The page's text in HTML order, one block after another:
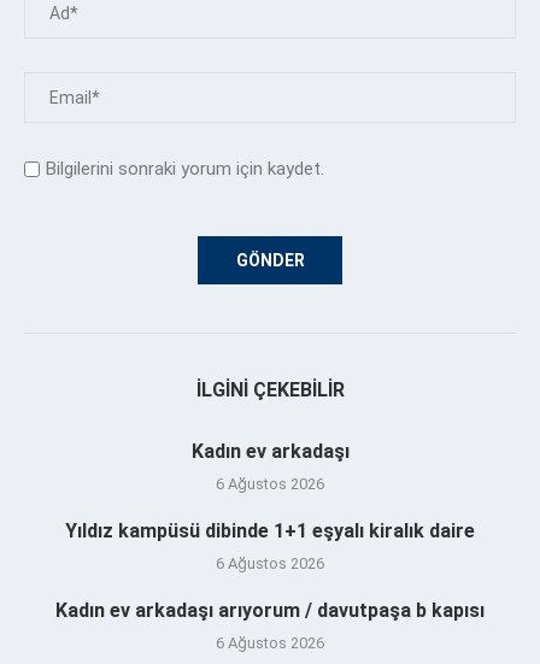
Bilgilerini sonraki yorum için kaydet.
İLGINI ÇEKEBILIR
Kadın ev arkadaşı
6 Ağustos 2026
Yıldız kampüsü dibinde 1+1 eşyalı kiralık daire
6 Ağustos 2026
Kadın ev arkadaşı arıyorum / davutpaşa b kapısı
6 Ağustos 2026